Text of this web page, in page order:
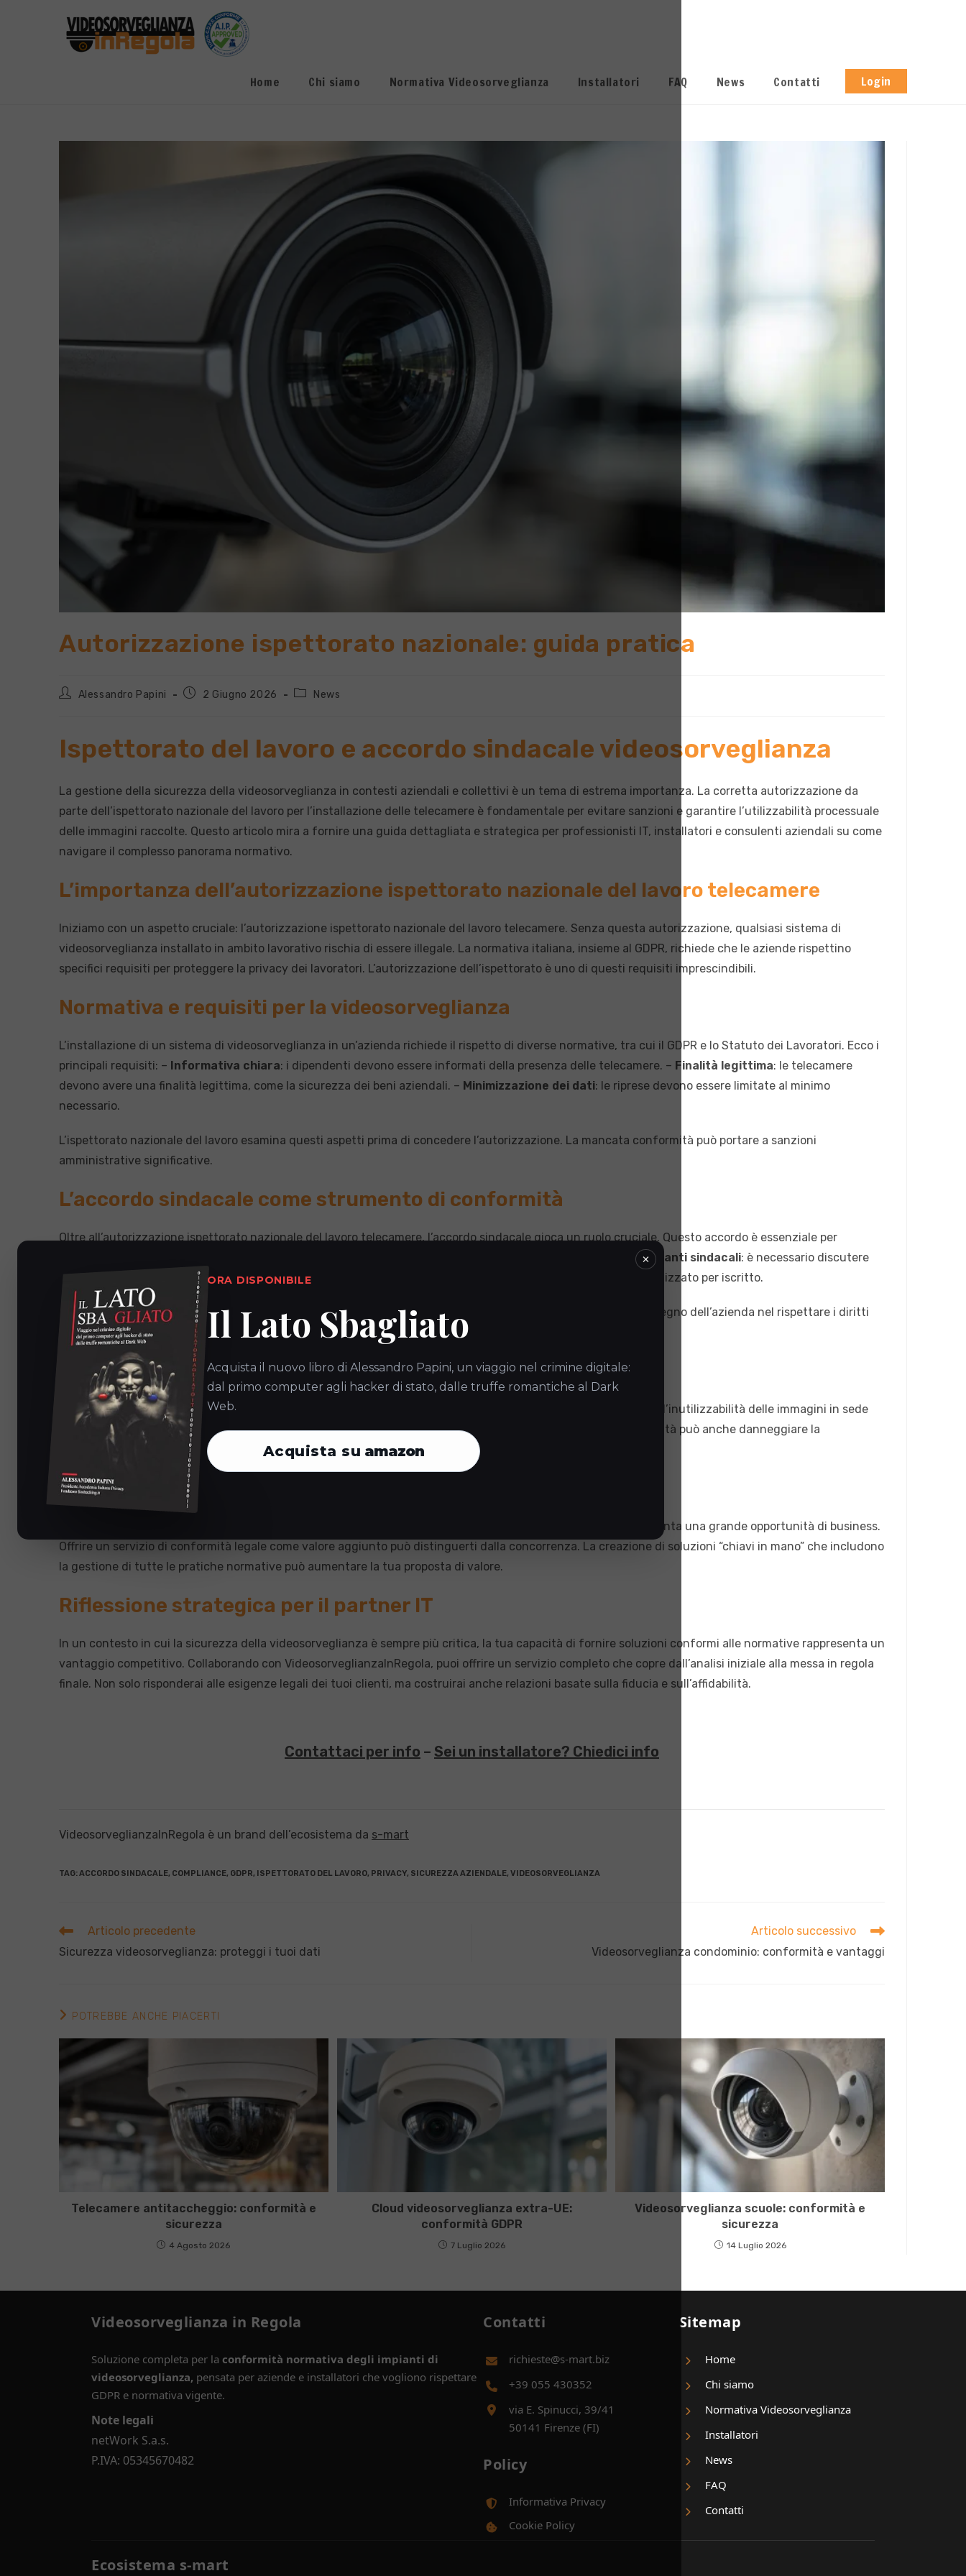
×
ORA DISPONIBILE
Il Lato Sbagliato
Acquista il nuovo libro di Alessandro Papini, un viaggio nel crimine digitale:
dal primo computer agli hacker di stato, dalle truffe romantiche al Dark
Web.
Acquista su amazon
Home Chi siamo Normativa Videosorveglianza Installatori FAQ News Contatti Login
Autorizzazione ispettorato nazionale: guida pratica
AutoreAlessandro Papini
Articolo2 Giugno 2026
Categoria
News
Ispettorato del lavoro e accordo sindacale videosorveglianza
La gestione della sicurezza della videosorveglianza in contesti aziendali e collettivi è un tema di estrema importanza. La corretta autorizzazione da
parte dell’ispettorato nazionale del lavoro per l’installazione delle telecamere è fondamentale per evitare sanzioni e garantire l’utilizzabilità processuale
delle immagini raccolte. Questo articolo mira a fornire una guida dettagliata e strategica per professionisti IT, installatori e consulenti aziendali su come
navigare il complesso panorama normativo.
L’importanza dell’autorizzazione ispettorato nazionale del lavoro telecamere
Iniziamo con un aspetto cruciale: l’autorizzazione ispettorato nazionale del lavoro telecamere. Senza questa autorizzazione, qualsiasi sistema di
videosorveglianza installato in ambito lavorativo rischia di essere illegale. La normativa italiana, insieme al GDPR, richiede che le aziende rispettino
specifici requisiti per proteggere la privacy dei lavoratori. L’autorizzazione dell’ispettorato è uno di questi requisiti imprescindibili.
Normativa e requisiti per la videosorveglianza
L’installazione di un sistema di videosorveglianza in un’azienda richiede il rispetto di diverse normative, tra cui il GDPR e lo Statuto dei Lavoratori. Ecco i
principali requisiti: – Informativa chiara: i dipendenti devono essere informati della presenza delle telecamere. – Finalità legittima: le telecamere
devono avere una finalità legittima, come la sicurezza dei beni aziendali. – Minimizzazione dei dati: le riprese devono essere limitate al minimo
necessario.
L’ispettorato nazionale del lavoro esamina questi aspetti prima di concedere l’autorizzazione. La mancata conformità può portare a sanzioni
amministrative significative.
L’accordo sindacale come strumento di conformità
Oltre all’autorizzazione ispettorato nazionale del lavoro telecamere, l’accordo sindacale gioca un ruolo cruciale. Questo accordo è essenziale per
Coinvolgimento dei rappresentanti sindacali: è necessario discutere
l’installazione con i rappresentanti dei lavoratori. –
: ogni accordo deve essere formalizzato per iscritto.
L’accordo sindacale non solo facilita l’ottenimento dell’autorizzazione dall’ispettorato, ma dimostra anche l’impegno dell’azienda nel rispettare i diritti
dei lavoratori.
Rischi della non conformità
Le aziende, le PA e i condomini che non rispettano queste normative rischiano non solo multe salate, ma anche l’inutilizzabilità delle immagini in sede
legale. Questo può avere gravi conseguenze, specialmente in casi di furti o incidenti sul lavoro. La non conformità può anche danneggiare la
reputazione aziendale, riducendo la fiducia di clienti e dipendenti.
Opportunità per il partner IT
Per te, come professionista IT o installatore, la messa in conformità degli impianti di videosorveglianza rappresenta una grande opportunità di business.
Offrire un servizio di conformità legale come valore aggiunto può distinguerti dalla concorrenza. La creazione di soluzioni “chiavi in mano” che includono
la gestione di tutte le pratiche normative può aumentare la tua proposta di valore.
Riflessione strategica per il partner IT
In un contesto in cui la sicurezza della videosorveglianza è sempre più critica, la tua capacità di fornire soluzioni conformi alle normative rappresenta un
vantaggio competitivo. Collaborando con VideosorveglianzaInRegola, puoi offrire un servizio completo che copre dall’analisi iniziale alla messa in regola
finale. Non solo risponderai alle esigenze legali dei tuoi clienti, ma costruirai anche relazioni basate sulla fiducia e sull’affidabilità.
Contattaci per info – Sei un installatore? Chiedici info
VideosorveglianzaInRegola è un brand dell’ecosistema da s-mart
TAG:ACCORDO SINDACALE, COMPLIANCE, GDPR, ISPETTORATO DEL LAVORO, PRIVACY, SICUREZZA AZIENDALE, VIDEOSORVEGLIANZA
Leggi
altri
articoli
Articolo precedente
Sicurezza videosorveglianza: proteggi i tuoi dati
Articolo successivo
Videosorveglianza condominio: conformità e vantaggi
POTREBBE ANCHE PIACERTI
Telecamere antitaccheggio: conformità e
sicurezza
4 Agosto 2026
Cloud videosorveglianza extra-UE:
conformità GDPR
7 Luglio 2026
Videosorveglianza scuole: conformità e
sicurezza
14 Luglio 2026
Videosorveglianza in Regola
Soluzione completa per la conformità normativa degli impianti di
videosorveglianza, pensata per aziende e installatori che vogliono rispettare
GDPR e normativa vigente.
Note legali
netWork S.a.s.
P.IVA: 05345670482
Contatti
richieste@s-mart.biz
+39 055 430352
via E. Spinucci, 39/41
50141 Firenze (FI)
Policy
Informativa Privacy
Cookie Policy
Sitemap
Home
Chi siamo
Normativa Videosorveglianza
Installatori
News
FAQ
Contatti
Ecosistema s-mart